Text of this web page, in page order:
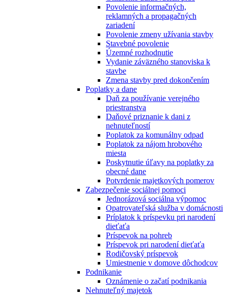
Povolenie informačných,
reklamných a propagačných
zariadení
Povolenie zmeny užívania stavby
Stavebné povolenie
Územné rozhodnutie
Vydanie záväzného stanoviska k
stavbe
Zmena stavby pred dokončením
Poplatky a dane
Daň za používanie verejného
priestranstva
Daňové priznanie k dani z
nehnuteľností
Poplatok za komunálny odpad
Poplatok za nájom hrobového
miesta
Poskytnutie úľavy na poplatky za
obecné dane
Potvrdenie majetkových pomerov
Zabezpečenie sociálnej pomoci
Jednorázová sociálna výpomoc
Opatrovateľská služba v domácnosti
Príplatok k príspevku pri narodení
dieťaťa
Príspevok na pohreb
Príspevok pri narodení dieťaťa
Rodičovský príspevok
Umiestnenie v domove dôchodcov
Podnikanie
Oznámenie o začatí podnikania
Nehnuteľný majetok